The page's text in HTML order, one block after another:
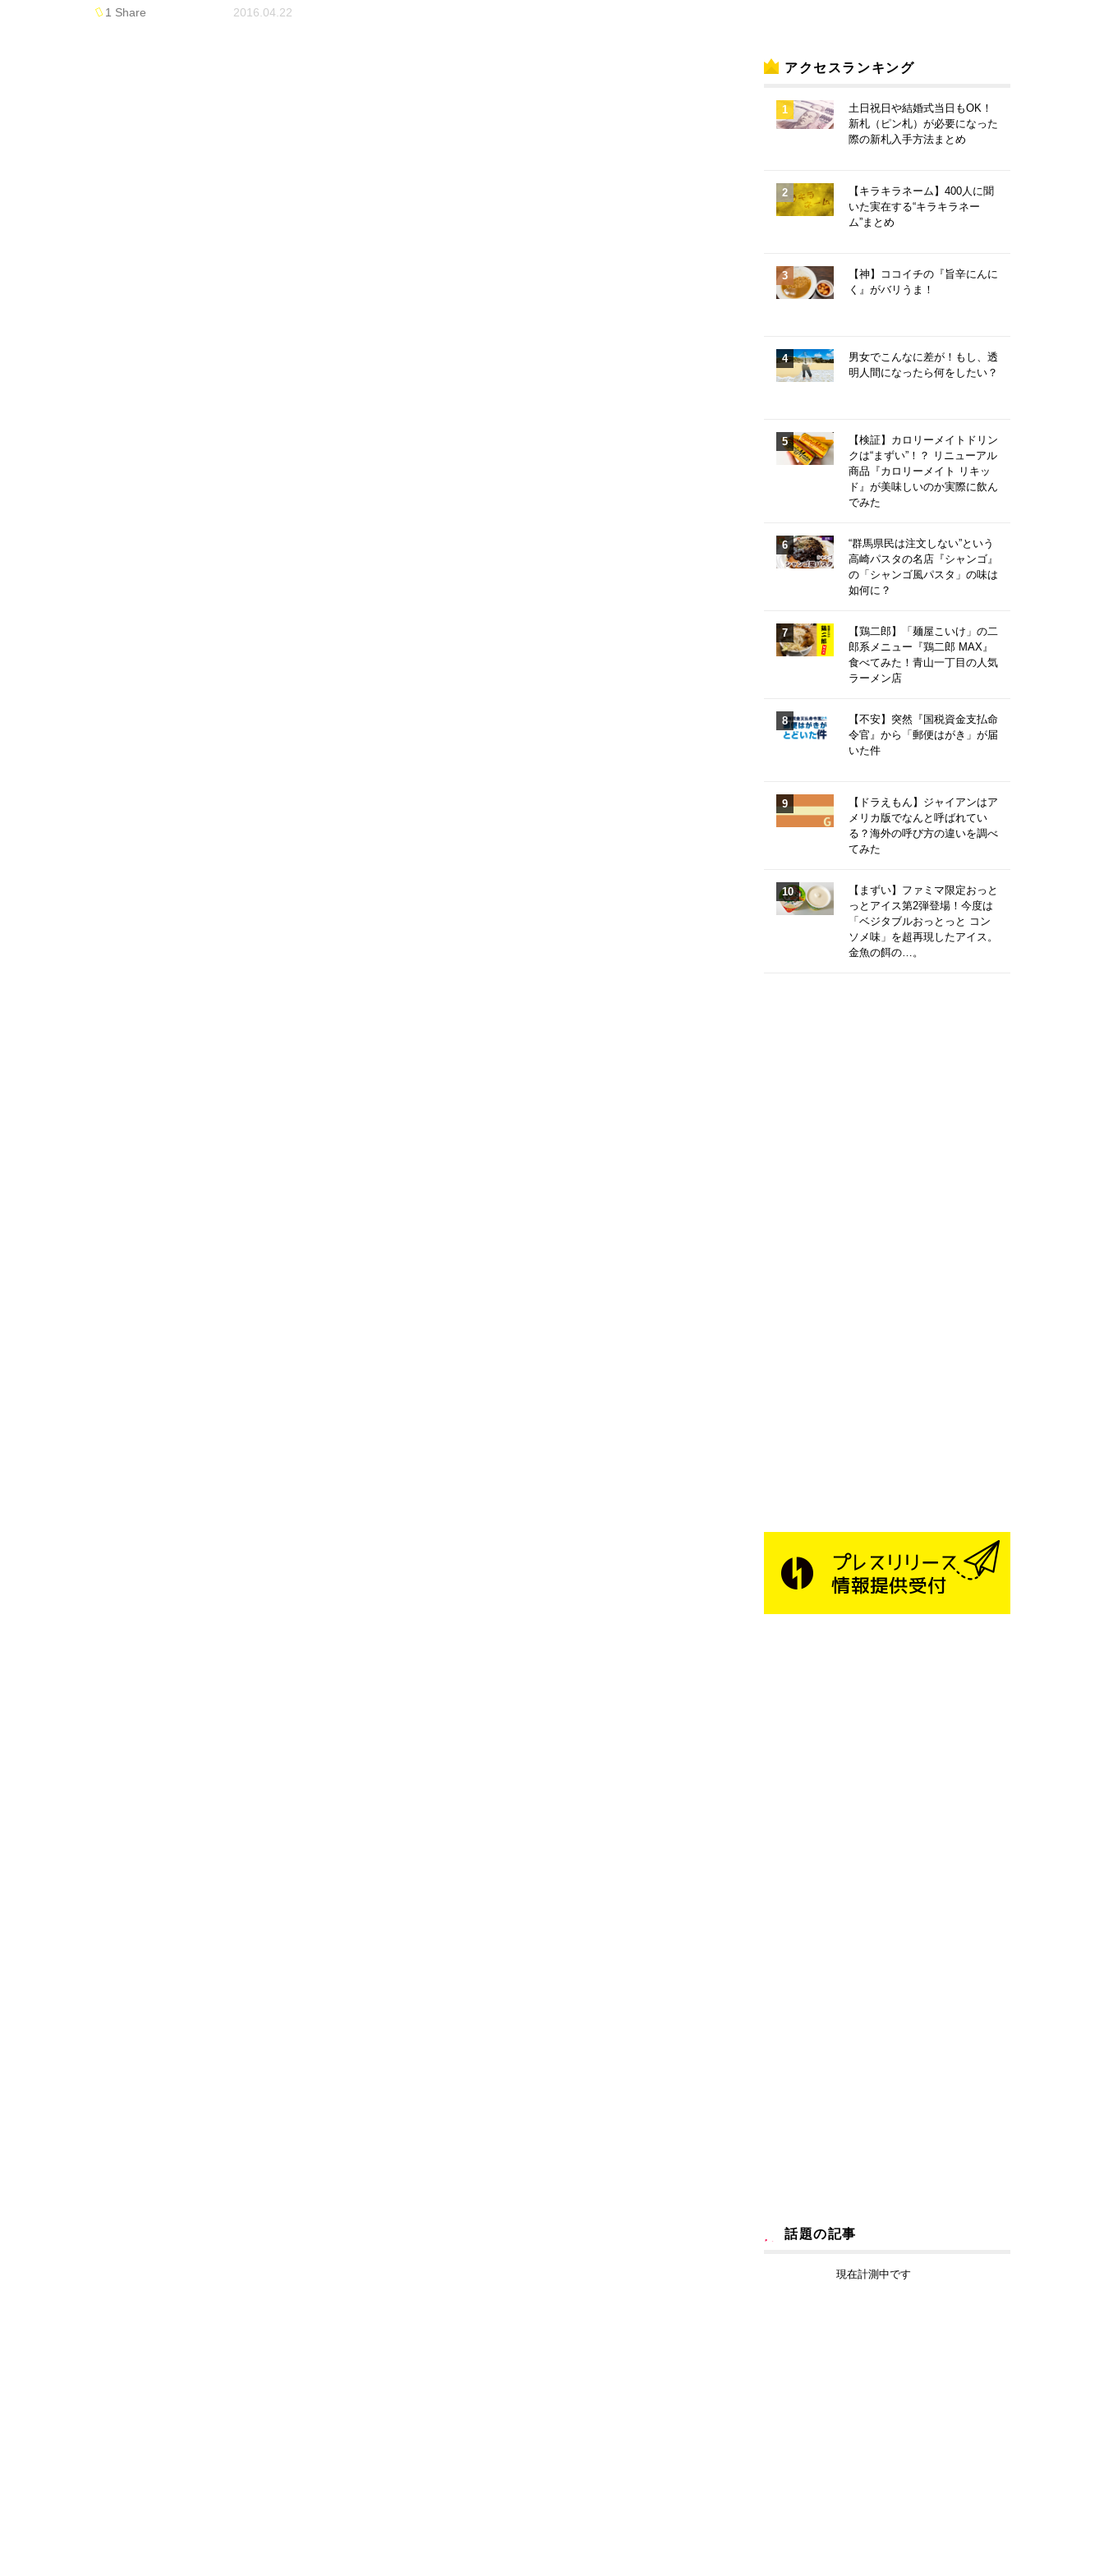
1 Share 2016.04.22
アクセスランキング
土日祝日や結婚式当日もOK！
新札（ピン札）が必要になった
際の新札入手方法まとめ
【キラキラネーム】400人に聞
いた実在する“キラキラネー
ム”まとめ
【神】ココイチの『旨辛にんに
く』がバリうま！
男女でこんなに差が！もし、透
明人間になったら何をしたい？
【検証】カロリーメイトドリン
クは“まずい”！？ リニューアル
商品『カロリーメイト リキッ
ド』が美味しいのか実際に飲ん
でみた
“群馬県民は注文しない”という
高崎パスタの名店『シャンゴ』
の「シャンゴ風パスタ」の味は
如何に？
【鶏二郎】「麺屋こいけ」の二
郎系メニュー『鶏二郎 MAX』
食べてみた！青山一丁目の人気
ラーメン店
【不安】突然『国税資金支払命
令官』から「郵便はがき」が届
いた件
【ドラえもん】ジャイアンはア
メリカ版でなんと呼ばれてい
る？海外の呼び方の違いを調べ
てみた
【まずい】ファミマ限定おっと
っとアイス第2弾登場！今度は
「ベジタブルおっとっと コン
ソメ味」を超再現したアイス。
金魚の餌の…。
話題の記事
現在計測中です